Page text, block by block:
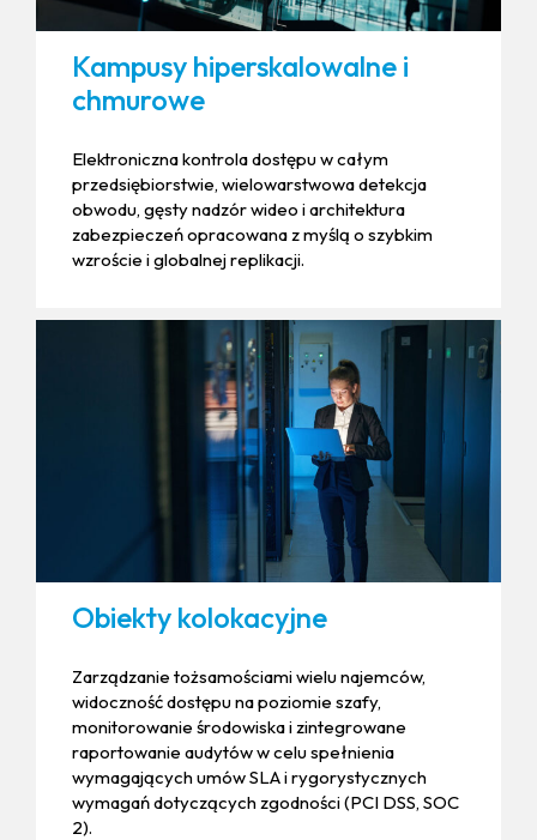
Kampusy hiperskalowalne i
chmurowe
Elektroniczna kontrola dostępu w całym
przedsiębiorstwie, wielowarstwowa detekcja
obwodu, gęsty nadzór wideo i architektura
zabezpieczeń opracowana z myślą o szybkim
wzroście i globalnej replikacji.
Obiekty kolokacyjne
Zarządzanie tożsamościami wielu najemców,
widoczność dostępu na poziomie szafy,
monitorowanie środowiska i zintegrowane
raportowanie audytów w celu spełnienia
wymagających umów SLA i rygorystycznych
wymagań dotyczących zgodności (PCI DSS, SOC
2).